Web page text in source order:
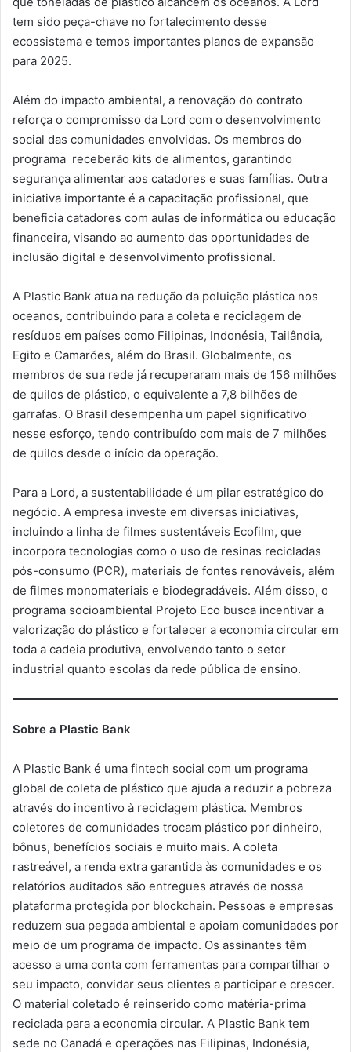
tem sido peça-chave no fortalecimento desse
ecossistema e temos importantes planos de expansão
para 2025.
Além do impacto ambiental, a renovação do contrato
reforça o compromisso da Lord com o desenvolvimento
social das comunidades envolvidas. Os membros do
programa receberão kits de alimentos, garantindo
segurança alimentar aos catadores e suas famílias. Outra
iniciativa importante é a capacitação profissional, que
beneficia catadores com aulas de informática ou educação
financeira, visando ao aumento das oportunidades de
inclusão digital e desenvolvimento profissional.
A Plastic Bank atua na redução da poluição plástica nos
oceanos, contribuindo para a coleta e reciclagem de
resíduos em países como Filipinas, Indonésia, Tailândia,
Egito e Camarões, além do Brasil. Globalmente, os
membros de sua rede já recuperaram mais de 156 milhões
de quilos de plástico, o equivalente a 7,8 bilhões de
garrafas. O Brasil desempenha um papel significativo
nesse esforço, tendo contribuído com mais de 7 milhões
de quilos desde o início da operação.
Para a Lord, a sustentabilidade é um pilar estratégico do
negócio. A empresa investe em diversas iniciativas,
incluindo a linha de filmes sustentáveis Ecofilm, que
incorpora tecnologias como o uso de resinas recicladas
pós-consumo (PCR), materiais de fontes renováveis, além
de filmes monomateriais e biodegradáveis. Além disso, o
programa socioambiental Projeto Eco busca incentivar a
valorização do plástico e fortalecer a economia circular em
toda a cadeia produtiva, envolvendo tanto o setor
industrial quanto escolas da rede pública de ensino.
Sobre a Plastic Bank
A Plastic Bank é uma fintech social com um programa
global de coleta de plástico que ajuda a reduzir a pobreza
através do incentivo à reciclagem plástica. Membros
coletores de comunidades trocam plástico por dinheiro,
bônus, benefícios sociais e muito mais. A coleta
rastreável, a renda extra garantida às comunidades e os
relatórios auditados são entregues através de nossa
plataforma protegida por blockchain. Pessoas e empresas
reduzem sua pegada ambiental e apoiam comunidades por
meio de um programa de impacto. Os assinantes têm
acesso a uma conta com ferramentas para compartilhar o
seu impacto, convidar seus clientes a participar e crescer.
O material coletado é reinserido como matéria-prima
reciclada para a economia circular. A Plastic Bank tem
sede no Canadá e operações nas Filipinas, Indonésia,